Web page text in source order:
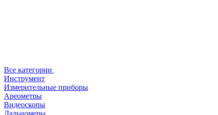
Все категории
Инструмент
Измерительные приборы
Ареометры
Видеоскопы
Дальномеры